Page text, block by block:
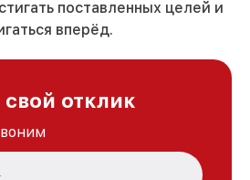
поставленных целей и
вперёд.
отклик